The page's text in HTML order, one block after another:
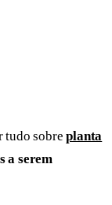
tudo sobreplanta
a serem